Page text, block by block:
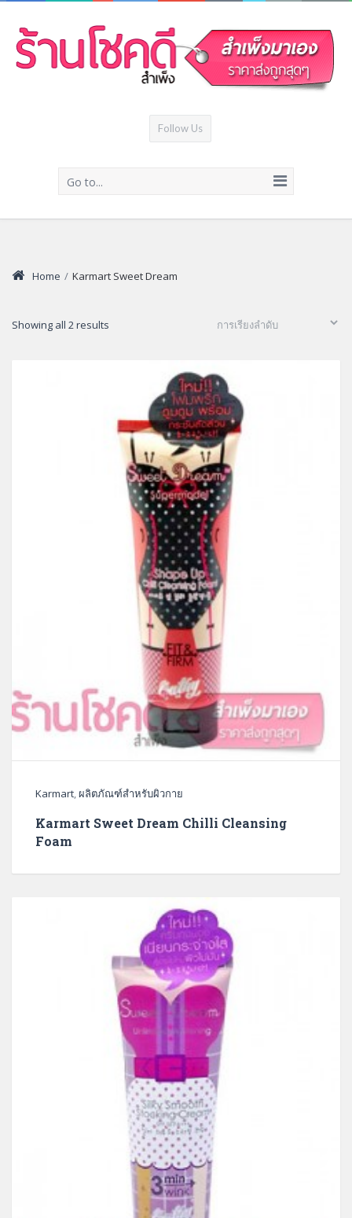
Follow Us
Go to...
Home / Karmart Sweet Dream
Showing all 2 results
Karmart,ผลิตภัณฑ์สำหรับผิวกาย
Karmart Sweet Dream Chilli Cleansing
Foam